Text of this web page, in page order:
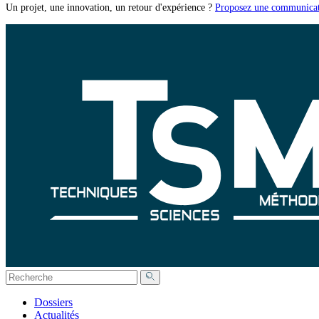
Un projet, une innovation, un retour d'expérience ? Proposez une
Dossiers
Actualités